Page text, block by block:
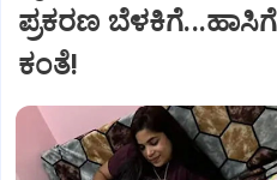
ಪ್ರಕರಣ
ಕಂತೆ!